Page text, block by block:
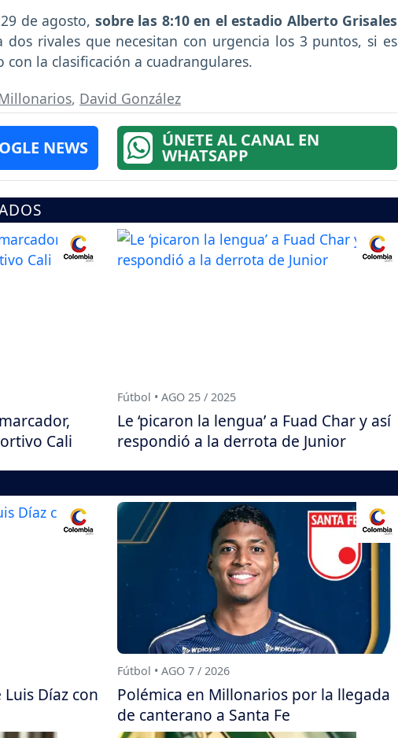
de agosto, sobre las 8:10 en el estadio Alberto Grisales
dos rivales que necesitan con urgencia los 3 puntos, si es
la clasificación a cuadrangulares.
, David González
NEWS ÚNETE AL CANAL EN
WHATSAPP
Cali
Fútbol • AGO 25 / 2025
Le ‘picaron la lengua’ a Fuad Char y así
respondió a la derrota de Junior
Díaz con
Fútbol • AGO 7 / 2026
Polémica en Millonarios por la llegada
de canterano a Santa Fe